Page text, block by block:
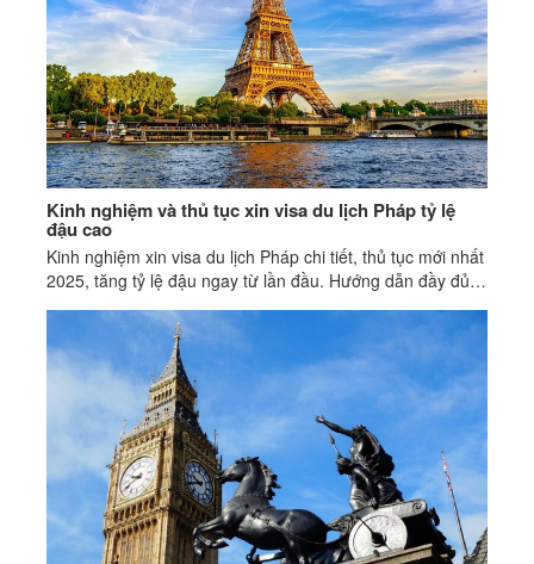
Kinh nghiệm và thủ tục xin visa du lịch Pháp tỷ lệ
đậu cao
Kinh nghiệm xin visa du lịch Pháp chi tiết, thủ tục mới nhất
2025, tăng tỷ lệ đậu ngay từ lần đầu. Hướng dẫn đầy đủ,
dễ hiểu, cập nhật mới nhất.